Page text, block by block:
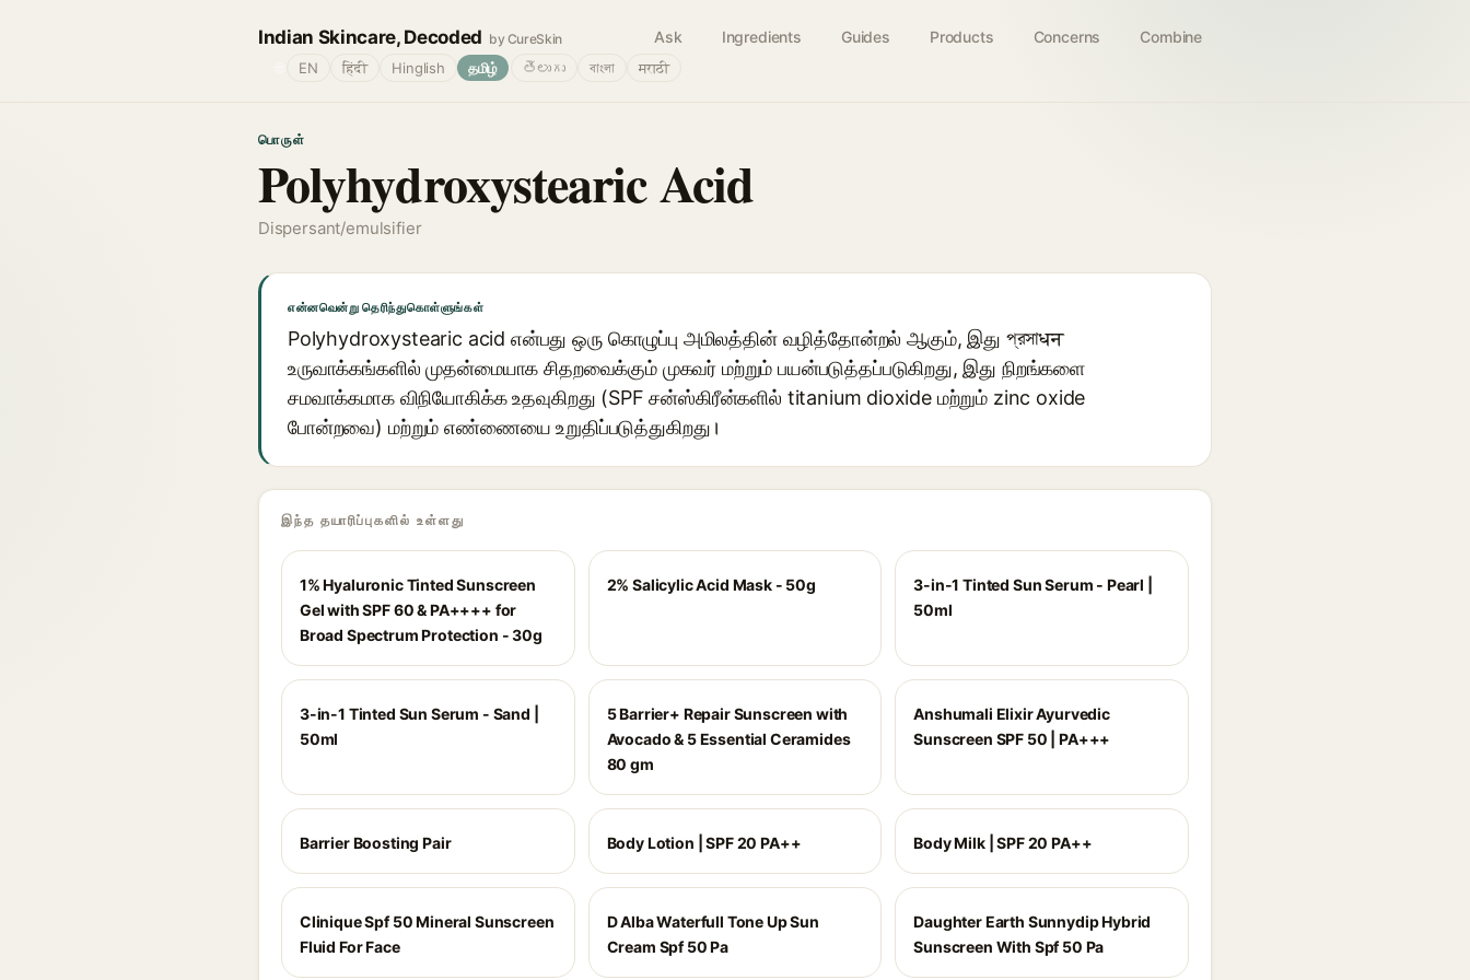
Indian Skincare, Decoded by CureSkin Ask Ingredients Guides Products Concerns Combine
EN हिंदी Hinglish தமிழ் తెలుగు বাংলা मराठी
பொருள்
Polyhydroxystearic Acid
Dispersant/emulsifier
என்னவென்று தெரிந்துகொள்ளுங்கள்
Polyhydroxystearic acid என்பது ஒரு கொழுப்பு அமிலத்தின் வழித்தோன்றல் ஆகும், இது প্রসাधन
உருவாக்கங்களில் முதன்மையாக சிதறவைக்கும் முகவர் மற்றும் பயன்படுத்தப்படுகிறது, இது நிறங்களை
சமவாக்கமாக விநியோகிக்க உதவுகிறது (SPF சன்ஸ்கிரீன்களில் titanium dioxide மற்றும் zinc oxide
போன்றவை) மற்றும் எண்ணையை உறுதிப்படுத்துகிறது।
இந்த தயாரிப்புகளில் உள்ளது
1% Hyaluronic Tinted Sunscreen
Gel with SPF 60 & PA++++ for
Broad Spectrum Protection - 30g
2% Salicylic Acid Mask - 50g
3-in-1 Tinted Sun Serum - Pearl |
50ml
3-in-1 Tinted Sun Serum - Sand |
50ml
5 Barrier+ Repair Sunscreen with
Avocado & 5 Essential Ceramides
80 gm
Anshumali Elixir Ayurvedic
Sunscreen SPF 50 | PA+++
Barrier Boosting Pair Body Lotion | SPF 20 PA++ Body Milk | SPF 20 PA++
Clinique Spf 50 Mineral Sunscreen
Fluid For Face
D Alba Waterfull Tone Up Sun
Cream Spf 50 Pa
Daughter Earth Sunnydip Hybrid
Sunscreen With Spf 50 Pa